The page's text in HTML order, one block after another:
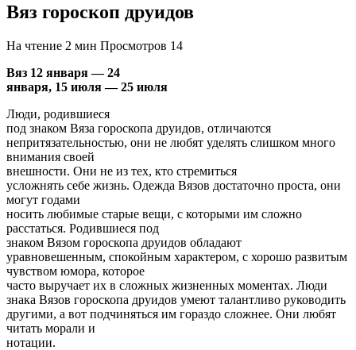
Вяз гороскоп друидов
На чтение 2 мин Просмотров 14
Вяз 12 января — 24
января, 15 июля — 25 июля
Люди, родившиеся
под знаком Вяза гороскопа друидов, отличаются
непритязательностью, они не любят уделять слишком много
внимания своей
внешности. Они не из тех, кто стремиться
усложнять себе жизнь. Одежда Вязов достаточно проста, они
могут годами
носить любимые старые вещи, с которыми им сложно
расстаться. Родившиеся под
знаком Вязом гороскопа друидов обладают
уравновешенным, спокойным характером, с хорошо развитым
чувством юмора, которое
часто выручает их в сложных жизненных моментах. Люди
знака Вязов гороскопа друидов умеют талантливо руководить
другими, а вот подчиняться им гораздо сложнее. Они любят
читать морали и
нотации.